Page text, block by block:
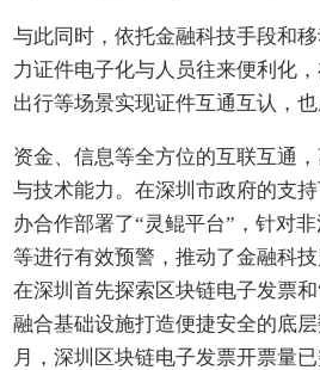
与此同时，依托金融科技手段和
力证件电子化与人员往来便利化
出行等场景实现证件互通互认，也
资金、信息等全方位的互联互通
与技术能力。在深圳市政府的支
办合作部署了“灵鲲平台”，针对
等进行有效预警，推动了金融科
在深圳首先探索区块链电子发票
融合基础设施打造便捷安全的底
月，深圳区块链电子发票开票量已